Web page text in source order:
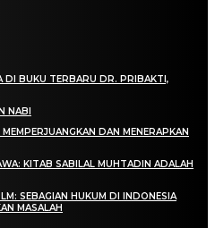
DI BUKU TERBARU DR. PRIBAKTI,
NABI
DAN MENERAPKAN
KITAB SABILAL MUHTADIN ADALAH
SEBAGIAN HUKUM DI INDONESIA
MASALAH